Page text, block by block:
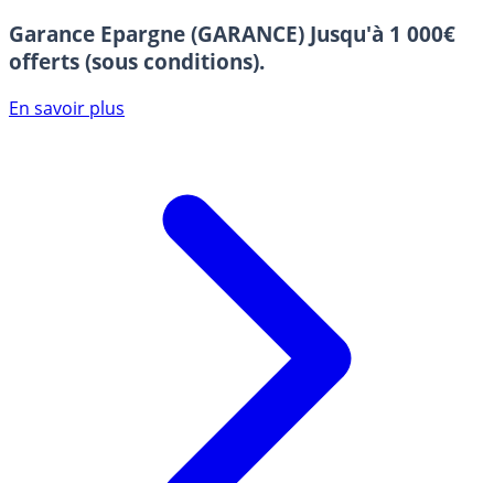
Garance Epargne (GARANCE) Jusqu'à 1 000€
offerts (sous conditions).
En savoir plus